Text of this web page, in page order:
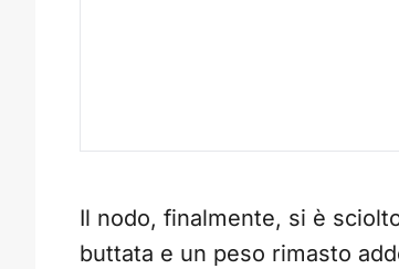
Il nodo, finalmente, si è
buttata e un peso rimasto